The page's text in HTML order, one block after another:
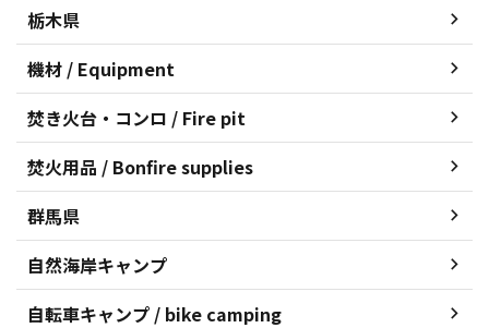
栃木県
機材 / Equipment
焚き火台・コンロ / Fire pit
焚火用品 / Bonfire supplies
群馬県
自然海岸キャンプ
自転車キャンプ / bike camping